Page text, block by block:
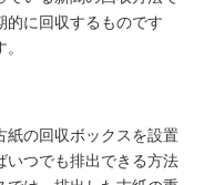
的に回収するものです
紙の回収ボックスを設置
いつでも排出できる方法